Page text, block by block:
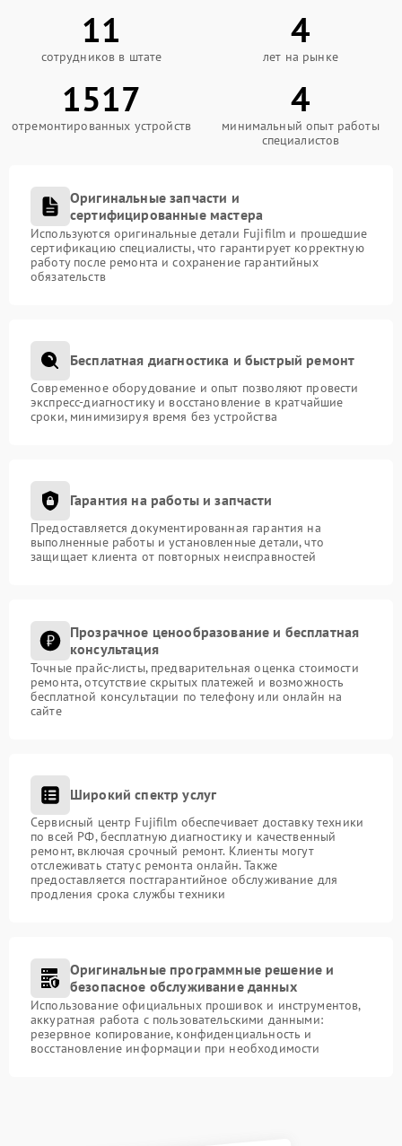
11
сотрудников в штате
4
лет на рынке
1517
отремонтированных устройств
4
минимальный опыт работы
специалистов
Оригинальные запчасти и
сертифицированные мастера
Используются оригинальные детали Fujifilm и прошедшие
сертификацию специалисты, что гарантирует корректную
работу после ремонта и сохранение гарантийных
обязательств
Бесплатная диагностика и быстрый ремонт
Современное оборудование и опыт позволяют провести
экспресс-диагностику и восстановление в кратчайшие
сроки, минимизируя время без устройства
Гарантия на работы и запчасти
Предоставляется документированная гарантия на
выполненные работы и установленные детали, что
защищает клиента от повторных неисправностей
Прозрачное ценообразование и бесплатная
консультация
Точные прайс-листы, предварительная оценка стоимости
ремонта, отсутствие скрытых платежей и возможность
бесплатной консультации по телефону или онлайн на
сайте
Широкий спектр услуг
Сервисный центр Fujifilm обеспечивает доставку техники
по всей РФ, бесплатную диагностику и качественный
ремонт, включая срочный ремонт. Клиенты могут
отслеживать статус ремонта онлайн. Также
предоставляется постгарантийное обслуживание для
продления срока службы техники
Оригинальные программные решение и
безопасное обслуживание данных
Использование официальных прошивок и инструментов,
аккуратная работа с пользовательскими данными:
резервное копирование, конфиденциальность и
восстановление информации при необходимости